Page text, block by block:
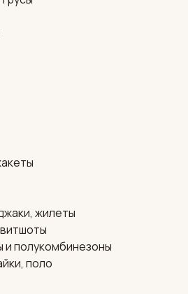
жилеты
и полукомбинезоны
поло